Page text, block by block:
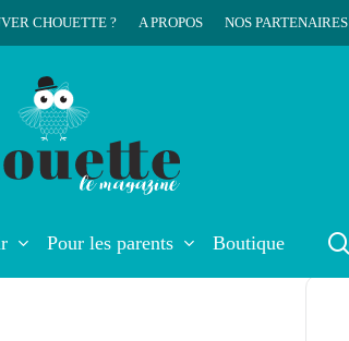
CHOUETTE ? A PROPOS NOS PARTENAIRES
Pour les parents Boutique